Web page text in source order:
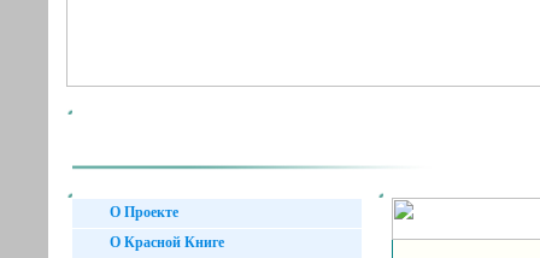
О Проекте
О Красной Книге